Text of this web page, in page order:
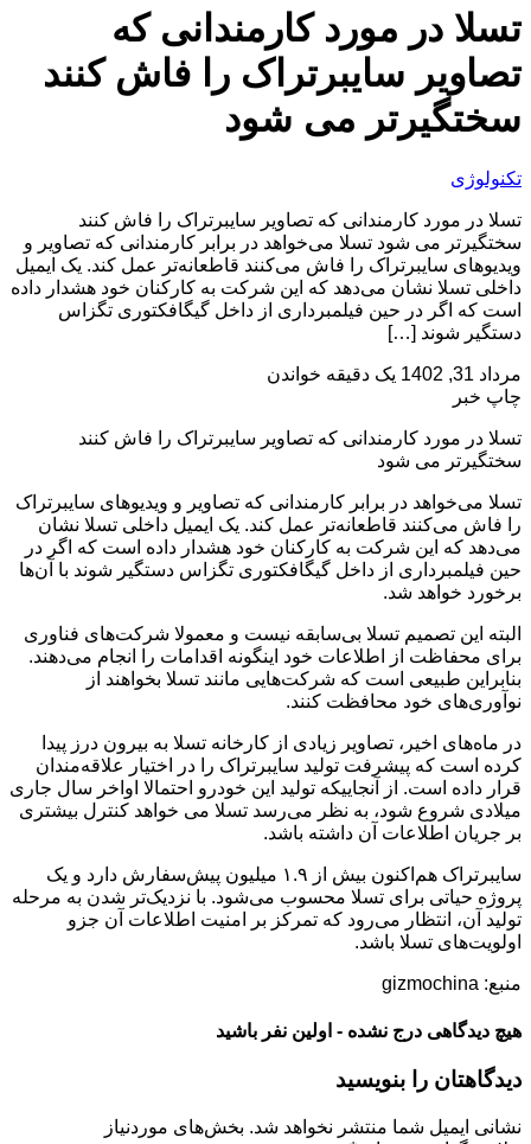
تسلا در مورد کارمندانی که
تصاویر سایبرتراک را فاش کنند
سختگیرتر می شود
تکنولوژی
تسلا در مورد کارمندانی که تصاویر سایبرتراک را فاش کنند
سختگیرتر می شود تسلا می‌خواهد در برابر کارمندانی که تصاویر و
ویدیوهای سایبرتراک را فاش می‌کنند قاطعانه‌تر عمل کند. یک ایمیل
داخلی تسلا نشان می‌دهد که این شرکت به کارکنان خود هشدار داده
است که اگر در حین فیلمبرداری از داخل گیگافکتوری تگزاس
دستگیر شوند […]
مرداد 31, 1402
یک دقیقه خواندن
چاپ خبر
تسلا در مورد کارمندانی که تصاویر سایبرتراک را فاش کنند
سختگیرتر می شود
تسلا می‌خواهد در برابر کارمندانی که تصاویر و ویدیوهای سایبرتراک
را فاش می‌کنند قاطعانه‌تر عمل کند. یک ایمیل داخلی تسلا نشان
می‌دهد که این شرکت به کارکنان خود هشدار داده است که اگر در
حین فیلمبرداری از داخل گیگافکتوری تگزاس دستگیر شوند با آن‌ها
برخورد خواهد شد.
البته این تصمیم تسلا بی‌سابقه نیست و معمولا شرکت‌های فناوری
برای محفاظت از اطلاعات خود اینگونه اقدامات را انجام می‌دهند.
بنابراین طبیعی است که شرکت‌هایی مانند تسلا بخواهند از
نوآوری‌های خود محافظت کنند.
در ماه‌های اخیر، تصاویر زیادی از کارخانه تسلا به بیرون درز پیدا
کرده است که پیشرفت تولید سایبرتراک را در اختیار علاقه‌مندان
قرار داده است. از آنجاییکه تولید این خودرو احتمالا اواخر سال جاری
میلادی شروع شود، به نظر می‌رسد تسلا می خواهد کنترل بیشتری
بر جریان اطلاعات آن داشته باشد.
سایبرتراک هم‌اکنون بیش از ۱.۹ میلیون پیش‌سفارش دارد و یک
پروژه حیاتی برای تسلا محسوب می‌شود. با نزدیک‌تر شدن به مرحله
تولید آن، انتظار می‌رود که تمرکز بر امنیت اطلاعات آن جزو
اولویت‌های تسلا باشد.
منبع: gizmochina
هیچ دیدگاهی درج نشده - اولین نفر باشید
دیدگاهتان را بنویسید
نشانی ایمیل شما منتشر نخواهد شد. بخش‌های موردنیاز